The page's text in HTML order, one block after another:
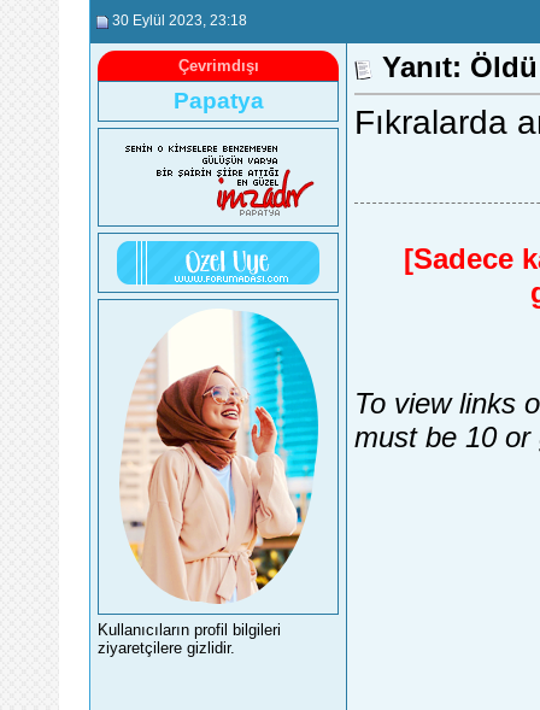
30 Eylül 2023 , 23:18
Çevrimdışı
Papatya
Kullanıcıların profil bilgileri
ziyaretçilere gizlidir.
Yanıt:
Fıkralarda
[Sadece
To view links
must be 10 or